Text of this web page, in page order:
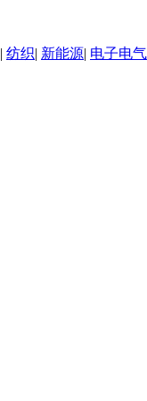
| 纺织| 新能源| 电子电气